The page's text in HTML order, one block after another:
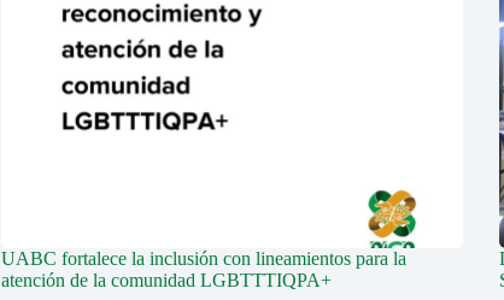
UABC fortalece la inclusión con lineamientos para la
atención de la comunidad LGBTTTIQPA+